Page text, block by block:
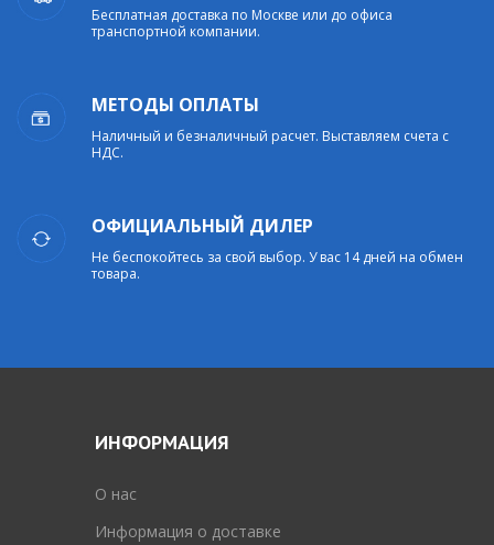
Бесплатная доставка по Москве или до офиса
транспортной компании.
МЕТОДЫ ОПЛАТЫ
Наличный и безналичный расчет. Выставляем счета с
НДС.
ОФИЦИАЛЬНЫЙ ДИЛЕР
Не беспокойтесь за свой выбор. У вас 14 дней на обмен
товара.
ИНФОРМАЦИЯ
O нас
Информация о доставке